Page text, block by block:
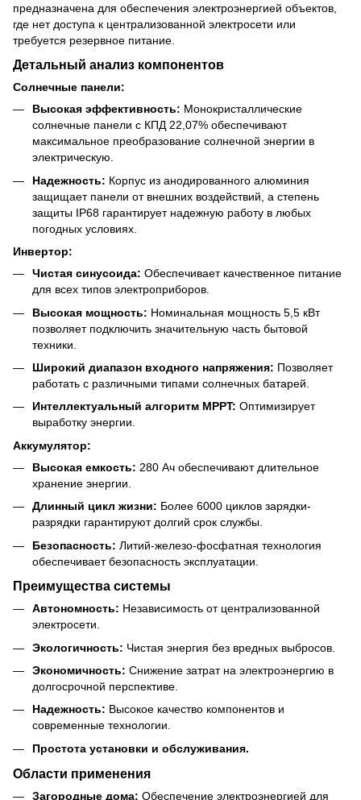
предназначена для обеспечения электроэнергией объектов,
где нет доступа к централизованной электросети или
требуется резервное питание.
Детальный анализ компонентов
Солнечные панели:
Высокая эффективность: Монокристаллические
солнечные панели с КПД 22,07% обеспечивают
максимальное преобразование солнечной энергии в
электрическую.
Надежность: Корпус из анодированного алюминия
защищает панели от внешних воздействий, а степень
защиты IP68 гарантирует надежную работу в любых
погодных условиях.
Инвертор:
Чистая синусоида: Обеспечивает качественное питание
для всех типов электроприборов.
Высокая мощность: Номинальная мощность 5,5 кВт
позволяет подключить значительную часть бытовой
техники.
Широкий диапазон входного напряжения: Позволяет
работать с различными типами солнечных батарей.
Интеллектуальный алгоритм MPPT: Оптимизирует
выработку энергии.
Аккумулятор:
Высокая емкость: 280 Ач обеспечивают длительное
хранение энергии.
Длинный цикл жизни: Более 6000 циклов зарядки-
разрядки гарантируют долгий срок службы.
Безопасность: Литий-железо-фосфатная технология
обеспечивает безопасность эксплуатации.
Преимущества системы
Автономность: Независимость от централизованной
электросети.
Экологичность: Чистая энергия без вредных выбросов.
Экономичность: Снижение затрат на электроэнергию в
долгосрочной перспективе.
Надежность: Высокое качество компонентов и
современные технологии.
Простота установки и обслуживания.
Области применения
Загородные дома: Обеспечение электроэнергией для